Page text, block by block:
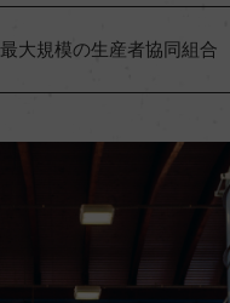
大規模の生産者協同組合